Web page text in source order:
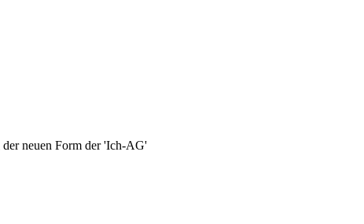
neuen Form der 'Ich-AG'